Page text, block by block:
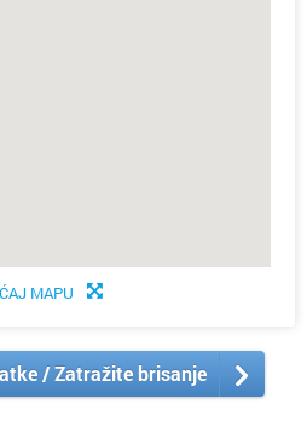
MAPU
/ Zatražite brisanje